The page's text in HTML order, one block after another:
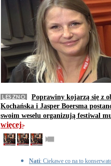
LESZNO
Poprawiny kojarzą się z
Kochańska i Jasper Boersma
swoim weselu organizują festiwal
więcej>>
Nati: Ciekawe co na to